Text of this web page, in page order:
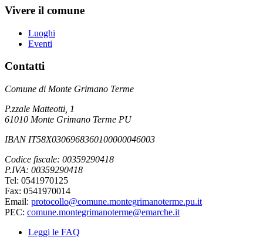
Vivere il comune
Luoghi
Eventi
Contatti
Comune di Monte Grimano Terme
P.zzale Matteotti, 1
61010 Monte Grimano Terme PU
IBAN IT58X0306968360100000046003
Codice fiscale: 00359290418
P.IVA: 00359290418
Tel: 0541970125
Fax: 0541970014
Email: protocollo@comune.montegrimanoterme.pu.it
PEC: comune.montegrimanoterme@emarche.it
Leggi le FAQ